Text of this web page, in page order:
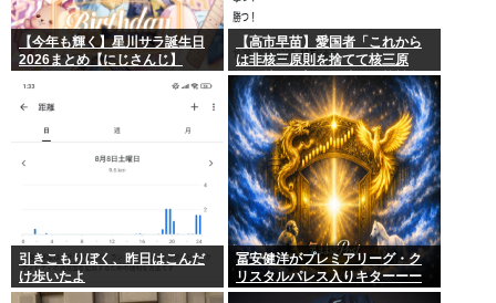
【今年も輝く】星川サラ誕生日
2026まとめ【にじさんじ】
【高市早苗】愛国者「これから
は非核三原則を捨てて核三原
則。持つ！撃つ！勝つ！核戦争
には慣れている、試してみる
か？」
引きこもりぼく、昨日はこんだ
け歩いたよ
冨安健洋がプレミアリーグ・ク
リスタルパレス入りキターーー
ーーー！